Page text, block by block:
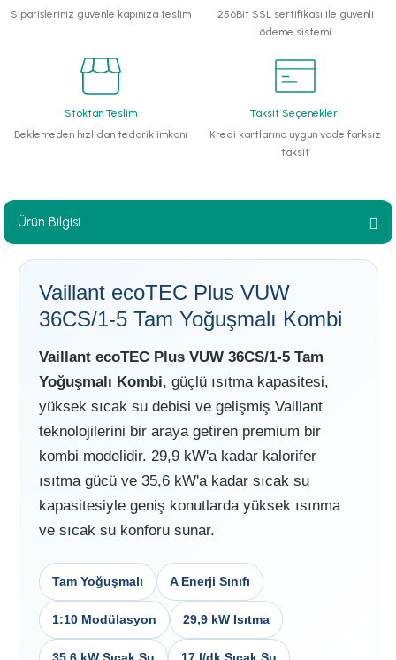
Cihazları
Tipi Çamur ve Drenaj Pompaları
Siparişleriniz güvenle kapınıza teslim
256Bit SSL sertifikası ile güvenli
ödeme sistemi
Stoktan Teslim
Beklemeden hızlıdan tedarik imkanı
Taksit Seçenekleri
Kredi kartlarına uygun vade farksız
taksit
Ürün Bilgisi
Vaillant ecoTEC Plus VUW
36CS/1-5 Tam Yoğuşmalı Kombi
Vaillant ecoTEC Plus VUW 36CS/1-5 Tam
Yoğuşmalı Kombi, güçlü ısıtma kapasitesi,
yüksek sıcak su debisi ve gelişmiş Vaillant
teknolojilerini bir araya getiren premium bir
kombi modelidir. 29,9 kW'a kadar kalorifer
ısıtma gücü ve 35,6 kW'a kadar sıcak su
kapasitesiyle geniş konutlarda yüksek ısınma
ve sıcak su konforu sunar.
Tam Yoğuşmalı A Enerji Sınıfı
1:10 Modülasyon 29,9 kW Isıtma